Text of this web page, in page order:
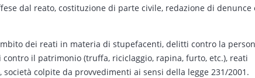
dal reato, costituzione di parte civile, redazione di denunce
dei reati in materia di stupefacenti, delitti contro la
il patrimonio (truffa, riciclaggio, rapina, furto, etc.), reati
colpite da provvedimenti ai sensi della legge 231/2001.